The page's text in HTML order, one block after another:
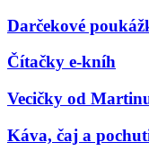
Darčekové
Čítačky e-kníh
Vecičky od
Káva, čaj a